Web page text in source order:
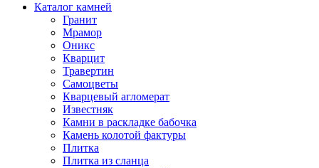
Каталог камней
Гранит
Мрамор
Оникс
Кварцит
Травертин
Самоцветы
Кварцевый агломерат
Известняк
Камни в раскладке бабочка
Камень колотой фактуры
Плитка
Плитка из сланца